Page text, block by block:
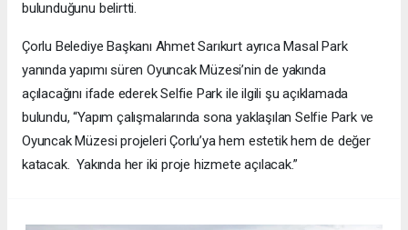
bulunduğunu belirtti.
Çorlu Belediye Başkanı Ahmet Sarıkurt ayrıca Masal Park
yanında yapımı süren Oyuncak Müzesi’nin de yakında
açılacağını ifade ederek Selfie Park ile ilgili şu açıklamada
bulundu, “Yapım çalışmalarında sona yaklaşılan Selfie Park ve
Oyuncak Müzesi projeleri Çorlu’ya hem estetik hem de değer
katacak. Yakında her iki proje hizmete açılacak.”